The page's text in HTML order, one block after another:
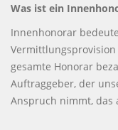
Was ist ein
Innenhonorar
gesamte Honorar
Auftraggeber, der
Anspruch nimmt, das